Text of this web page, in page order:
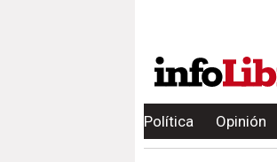
Política Opinión